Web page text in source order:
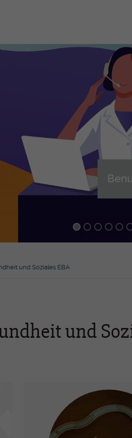
Berufliche
FaGe - Fachfrau/-
Gesundheit EFZ
Weiterbildung FaGe
AGS - Assistent-in
und Soziales EBA
FaBe - Fachfrau/-
Betreuung EFZ
Praxisassistent-in
MPT -
und
Jahresberichte
Presseartikel
und Soziales EBA
und